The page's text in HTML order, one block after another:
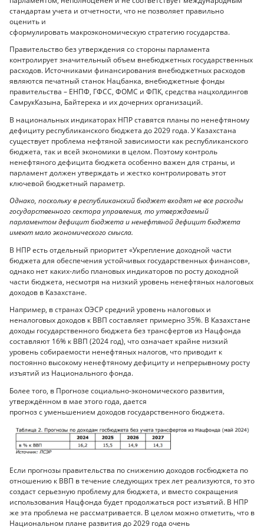
стандартам учета и отчетности, что не позволяет правильно
оценить и
сформулировать макроэкономическую стратегию государства.
Правительство без утверждения со стороны парламента
контролирует значительный объем внебюджетных государственных
расходов. Источниками финансирования внебюджетных расходов
являются печатный станок Нацбанка, внебюджетные фонды
правительства – ЕНПФ, ГФСС, ФОМС и ФПК, средства нацхолдингов
СамрукКазына, Байтерека и их дочерних организаций.
В национальных индикаторах НПР ставятся планы по ненефтяному
дефициту республиканского бюджета до 2029 года. У Казахстана
существует проблема нефтяной зависимости как республиканского
бюджета, так и всей экономики в целом. Поэтому контроль
ненефтяного дефицита бюджета особенно важен для страны, и
парламент должен утверждать и жестко контролировать этот
ключевой бюджетный параметр.
Однако, поскольку в республиканский бюджет входят не все расходы
государственного сектора управления, то утверждаемый
парламентом дефицит бюджета и ненефтяной дефицит бюджета
имеют мало экономического смысла.
В НПР есть отдельный приоритет «Укрепление доходной части
бюджета для обеспечения устойчивых государственных финансов»,
однако нет каких-либо плановых индикаторов по росту доходной
части бюджета, несмотря на низкий уровень ненефтяных налоговых
доходов в Казахстане.
Например, в странах ОЭСР средний уровень налоговых и
неналоговых доходов к ВВП составляет примерно 35%. В Казахстане
доходы государственного бюджета без трансфертов из Нацфонда
составляют 16% к ВВП (2024 год), что означает крайне низкий
уровень собираемости ненефтяных налогов, что приводит к
постоянно высокому ненефтяному дефициту и непрерывному росту
изъятий из Национального фонда.
Более того, в Прогнозе социально-экономического развития,
утверждённом в мае этого года, дается
прогноз с уменьшением доходов государственного бюджета.
Если прогнозы правительства по снижению доходов госбюджета по
отношению к ВВП в течение следующих трех лет реализуются, то это
создаст серьезную проблему для бюджета, и вместо сокращения
использования Нацфонда будет продолжаться рост изъятий. В НПР
же эта проблема не рассматривается. В целом можно отметить, что в
Национальном плане развития до 2029 года очень